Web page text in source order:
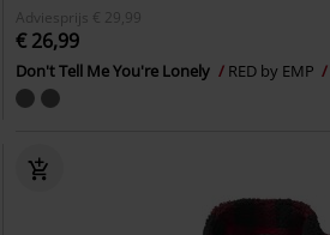
Adviesprijs
€ 29,99
€ 26,99
Don't Tell Me You're Lonely RED by EMP